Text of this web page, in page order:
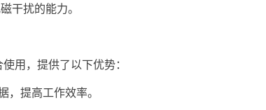
扰的能力。
用，提供了以下优势：
提高工作效率。